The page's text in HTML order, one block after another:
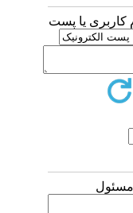
کاربری یا پست